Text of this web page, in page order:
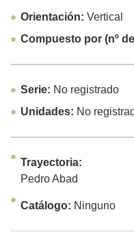
Orientación: Vertical
Compuesto por (nº
Serie: No registrado
Unidades: No
Trayectoria:
Pedro Abad
Catálogo: Ninguno